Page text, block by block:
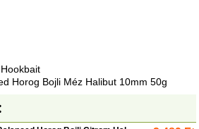
Horog Bojli Méz Halibut 10mm 50g